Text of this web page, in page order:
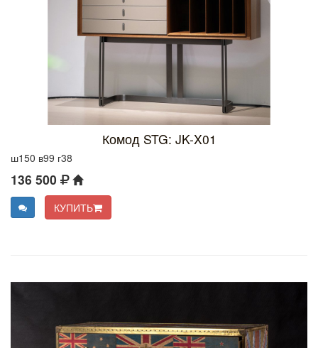
Комод STG: JK-X01
ш150 в99 г38
136 500
КУПИТЬ